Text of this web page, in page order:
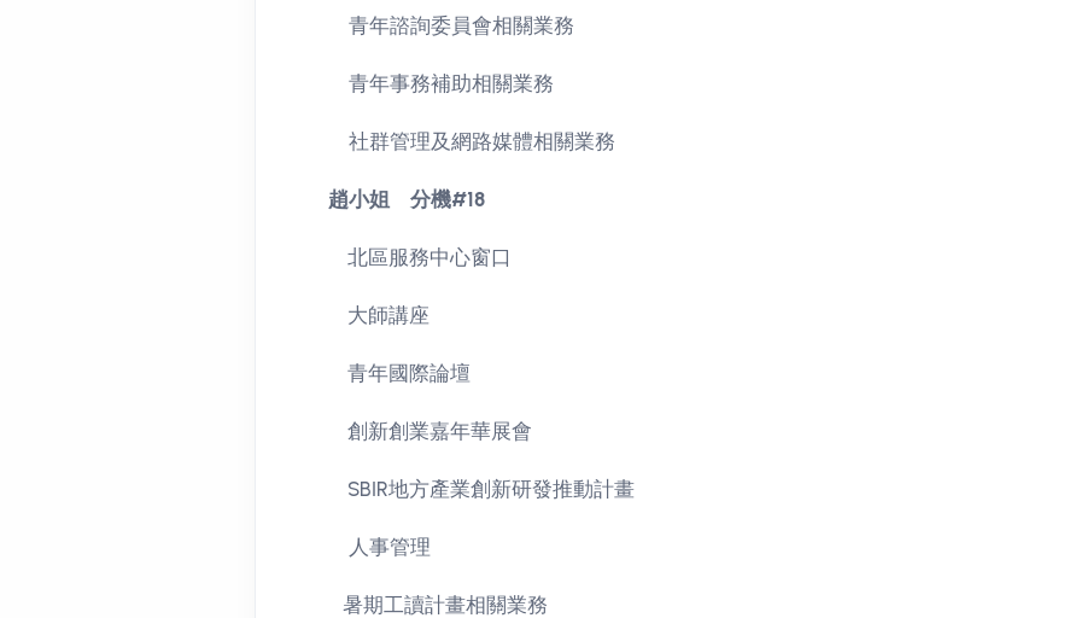
青年諮詢委員會相關業務
青年事務補助相關業務
社群管理及網路媒體相關業務
趙小姐 分機#18
北區服務中心窗口
大師講座
青年國際論壇
創新創業嘉年華展會
SBIR地方產業創新研發推動計畫
人事管理
暑期工讀計畫相關業務